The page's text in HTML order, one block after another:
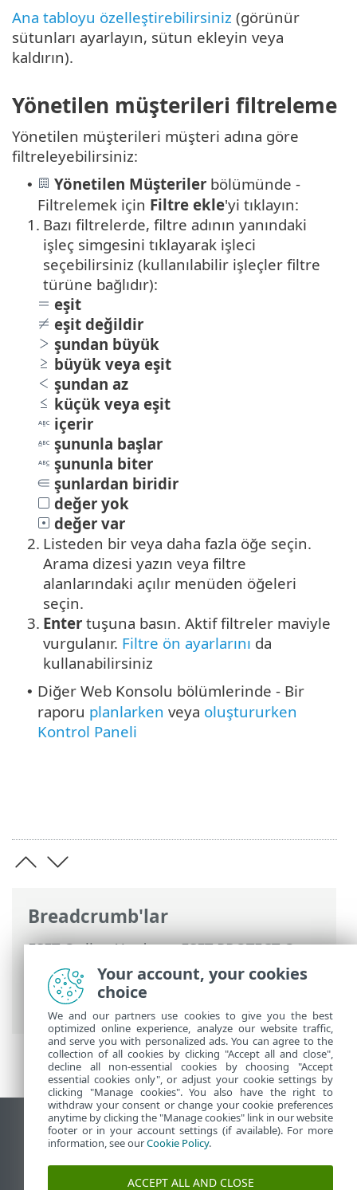
Breadcrumb'lar
ESET Online Yardım>ESET PROTECT On-
Prem>
ESET PROTECT On-Prem Ürününü
Kullanma
>ESET PROTECT On-Prem Ana
Menü> Yönetilen Müşteriler
Ana tabloyu özelleştirebilirsiniz (görünür
sütunları ayarlayın, sütun ekleyin veya
kaldırın).
Yönetilen müşterileri filtreleme
Yönetilen müşterileri müşteri adına göre
filtreleyebilirsiniz:
• Yönetilen Müşteriler bölümünde -
Filtrelemek için Filtre ekle'yi tıklayın:
1. Bazı filtrelerde, filtre adının yanındaki
işleç simgesini tıklayarak işleci
seçebilirsiniz (kullanılabilir işleçler filtre
türüne bağlıdır):
eşit
eşit değildir
şundan büyük
büyük veya eşit
şundan az
küçük veya eşit
içerir
şununla başlar
şununla biter
şunlardan biridir
değer yok
değer var
2. Listeden bir veya daha fazla öğe seçin.
Arama dizesi yazın veya filtre
alanlarındaki açılır menüden öğeleri
seçin.
3. Enter tuşuna basın. Aktif filtreler maviyle
vurgulanır. Filtre ön ayarlarını da
kullanabilirsiniz
• Diğer Web Konsolu bölümlerinde - Bir
raporu planlarken veya oluştururken
Kontrol Paneli
Masaüstü sitesini görüntüle
End of Life
ESET Bilgi Bankası
Your account, your cookies
choice
We and our partners use cookies to give you the best
optimized online experience, analyze our website traffic,
and serve you with personalized ads. You can agree to the
collection of all cookies by clicking "Accept all and close",
decline all non-essential cookies by choosing "Accept
essential cookies only", or adjust your cookie settings by
clicking "Manage cookies". You also have the right to
withdraw your consent or change your cookie preferences
anytime by clicking the "Manage cookies" link in our website
footer or in your account settings (if available). For more
information, see ourCookie Policy.
ACCEPT ALL AND CLOSE